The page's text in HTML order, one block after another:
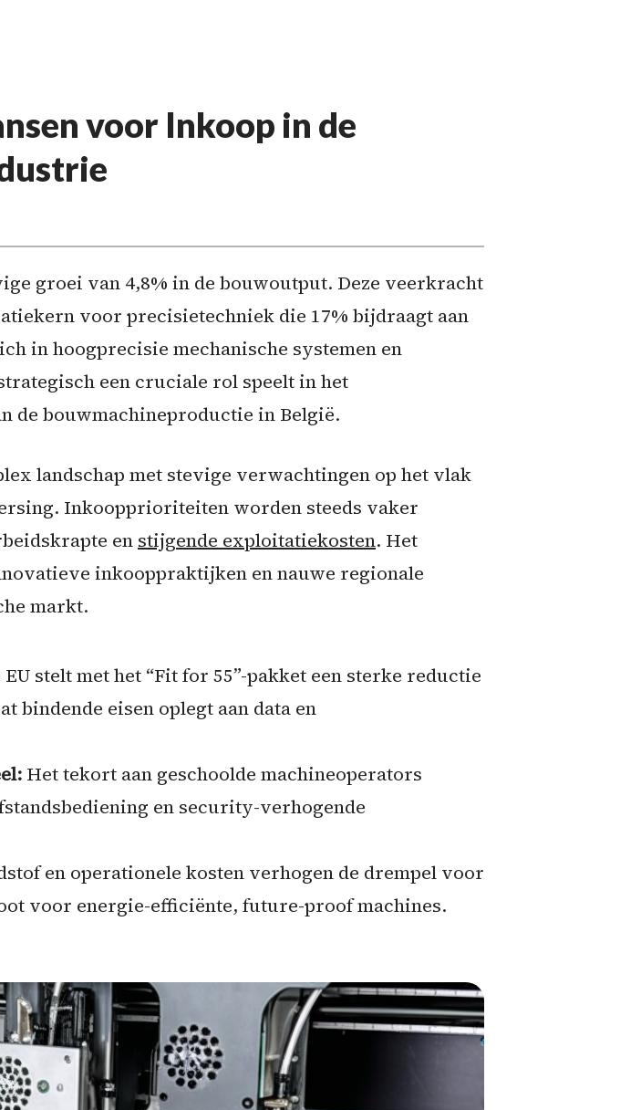
voor Inkoop in de
groei van 4,8% in de bouwoutput. Deze veerkracht
voor precisietechniek die 17% bijdraagt aan
in hoogprecisie mechanische systemen en
een cruciale rol speelt in het
de bouwmachineproductie in België.
landschap met stevige verwachtingen op het vlak
Inkoopprioriteiten worden steeds vaker
en stijgende exploitatiekosten. Het
inkooppraktijken en nauwe regionale
markt.
EU stelt met het “Fit for 55”-pakket een sterke reductie
bindende eisen oplegt aan data en
Het tekort aan geschoolde machineoperators
en security-verhogende
en operationele kosten verhogen de drempel voor
voor energie-efficiënte, future-proof machines.